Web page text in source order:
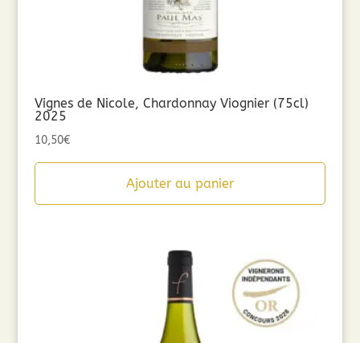
Vignes de Nicole, Chardonnay Viognier (75cl)
2025
10,50€
Ajouter au panier